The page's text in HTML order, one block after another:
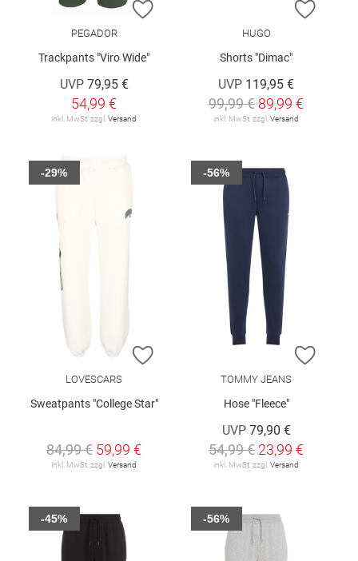
ZUR WUNSCHLISTE HINZUFÜGEN
PEGADOR
Trackpants "Viro Wide"
UVP 79,95 €
54,99 €
inkl. MwSt. zzgl. Versand
ZUR
HUGO
Shorts "Dimac"
UVP 119,95 €
99,99 € 89,99 €
inkl. MwSt. zzgl. Versand
ZUR WUNSCHLISTE HINZUFÜGEN
LOVESCARS
Sweatpants "College Star"
84,99 € 59,99 €
inkl. MwSt. zzgl. Versand
-29%
ZUR
TOMMY JEANS
Hose "Fleece"
UVP 79,90 €
54,99 € 23,99 €
inkl. MwSt. zzgl. Versand
-56%
-45% -56%